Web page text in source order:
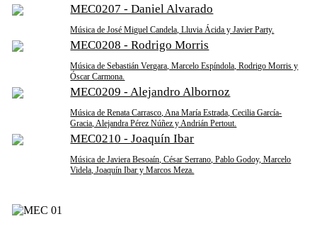
MEC0207 - Daniel Alvarado
Música de José Miguel Candela, Lluvia Ácida y Javier Party.
MEC0208 - Rodrigo Morris
Música de Sebastián Vergara, Marcelo Espíndola, Rodrigo Morris y
Óscar Carmona.
MEC0209 - Alejandro Albornoz
Música de Renata Carrasco, Ana María Estrada, Cecilia García-
Gracia, Alejandra Pérez Núñez y Andrián Pertout.
MEC0210 - Joaquín Ibar
Música de Javiera Besoaín, César Serrano, Pablo Godoy, Marcelo
Videla, Joaquín Ibar y Marcos Meza.